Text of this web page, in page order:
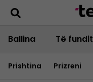
Ballina Të fundit
Prishtina Prizreni